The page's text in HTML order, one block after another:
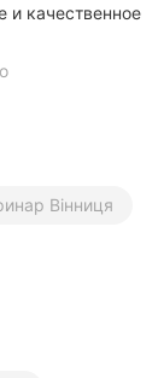
и качественное
Вінниця